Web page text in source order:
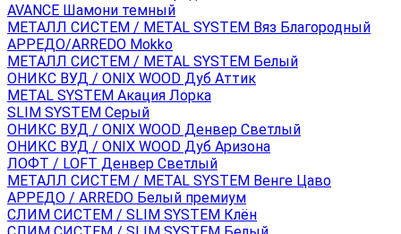
AVANCE Шамони темный
МЕТАЛЛ СИСТЕМ / METAL SYSTEM Вяз Благородный
АРРЕДО/ARREDO Mokko
МЕТАЛЛ СИСТЕМ / METAL SYSTEM Белый
ОНИКС ВУД / ONIX WOOD Дуб Аттик
METAL SYSTEM Акация Лорка
SLIM SYSTEM Серый
ОНИКС ВУД / ONIX WOOD Денвер Светлый
ОНИКС ВУД / ONIX WOOD Дуб Аризона
ЛОФТ / LOFT Денвер Светлый
МЕТАЛЛ СИСТЕМ / METAL SYSTEM Венге Цаво
АРРЕДО / ARREDO Белый премиум
СЛИМ СИСТЕМ / SLIM SYSTEM Клён